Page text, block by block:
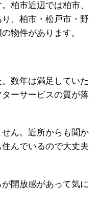
柏市近辺では柏市、
、柏市・松戸市・野
物件があります。
数年は満足していた
ーサービスの質が落
ん。近所からも聞か
んでいるので大丈夫
開放感があって気に